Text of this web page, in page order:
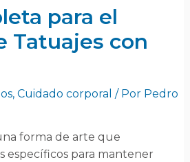
para el
Tatuajes con
, Cuidado corporal / Por Pedro
forma de arte que
específicos para mantener